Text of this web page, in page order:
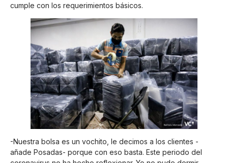
cumple con los requerimientos básicos.
-Nuestra bolsa es un vochito, le decimos a los clientes -
añade Posadas- porque con eso basta. Este periodo del